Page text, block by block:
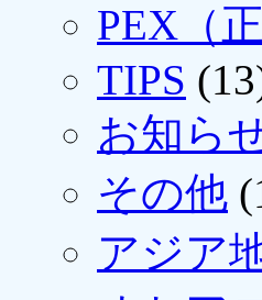
PEX（
TIPS
お知ら
その他
アジア